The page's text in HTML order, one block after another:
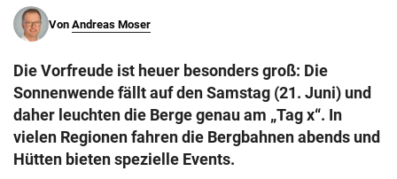
Von Andreas Moser
Die Vorfreude ist heuer besonders groß: Die
Sonnenwende fällt auf den Samstag (21. Juni) und
daher leuchten die Berge genau am „Tag x“. In
vielen Regionen fahren die Bergbahnen abends und
Hütten bieten spezielle Events.